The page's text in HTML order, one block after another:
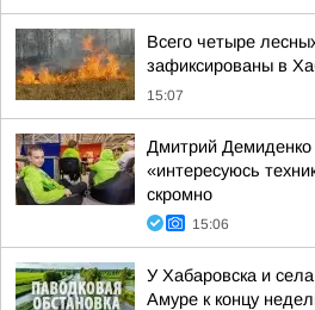
Всего четыре
зафиксированы в
15:07
Дмитрий Демиденко
«интересуюсь
скромно
15:06
У Хабаровска и
Амуре к концу